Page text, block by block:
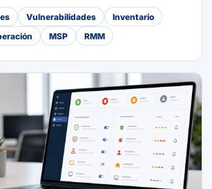
Vulnerabilidades
Inventario
MSP RMM